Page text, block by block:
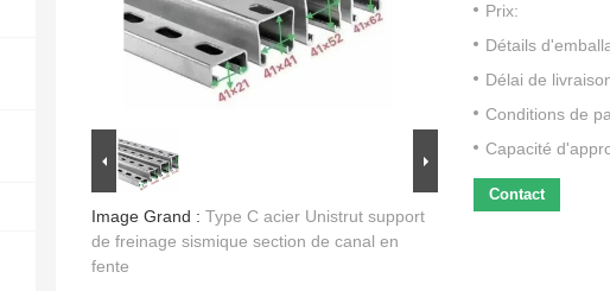
Image Grand : Type C acier Unistrut support
de freinage sismique section de canal en
fente
Prix:
Détails
Délai de
Conditions de
Capacité
Contact